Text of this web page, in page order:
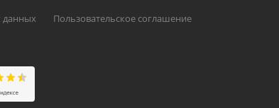
данных Пользовательское соглашение